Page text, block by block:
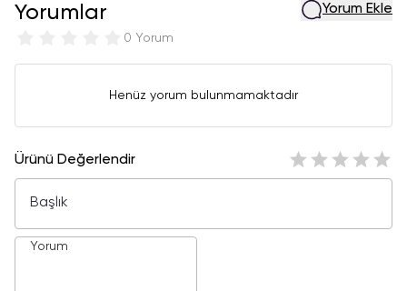
Yorumlar
0 Yorum
Yorum Ekle
Henüz yorum bulunmamaktadır
Ürünü Değerlendir